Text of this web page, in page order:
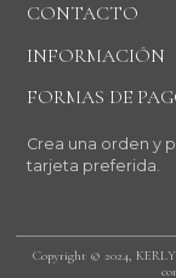
CONTACTO
INFORMACIÓN
FORMAS DE
Crea una orden y
tarjeta preferida.
Copyright © 2024, KERLY